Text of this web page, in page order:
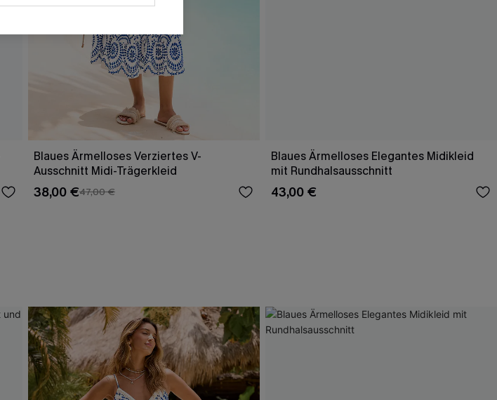
Blaues Ärmelloses Verziertes V-
Ausschnitt Midi-Trägerkleid
38,00 €47,00 €
Blaues Ärmelloses Elegantes Midikleid
mit Rundhalsausschnitt
43,00 €